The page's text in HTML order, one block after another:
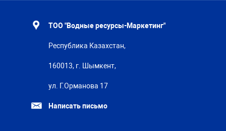
ТОО "Водные ресурсы-Маркетинг"
Республика Казахстан,
160013, г. Шымкент,
ул. Г.Орманова 17
Написать письмо